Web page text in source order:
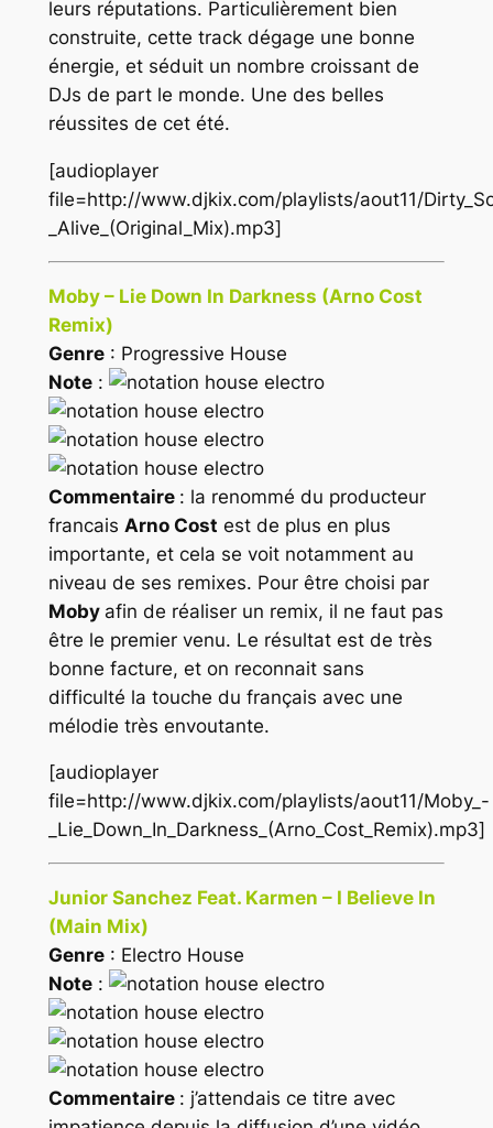
leurs réputations. Particulièrement bien
construite, cette track dégage une bonne
énergie, et séduit un nombre croissant de
DJs de part le monde. Une des belles
réussites de cet été.
[audioplayer
file=http://www.djkix.com/playlists/aout11/
_Alive_(Original_Mix).mp3]
Moby – Lie Down In Darkness (Arno Cost
Remix)
Genre: Progressive House
Note:
Commentaire : la renommé du producteur
francais Arno Cost est de plus en plus
importante, et cela se voit notamment au
niveau de ses remixes. Pour être choisi par
Moby afin de réaliser un remix, il ne faut pas
être le premier venu. Le résultat est de très
bonne facture, et on reconnait sans
difficulté la touche du français avec une
mélodie très envoutante.
[audioplayer
file=http://www.djkix.com/playlists/aout11/Moby_-
_Lie_Down_In_Darkness_(Arno_Cost_Remix).mp3]
Junior Sanchez Feat. Karmen – I Believe In
(Main Mix)
Genre: Electro House
Note:
Commentaire : j’attendais ce titre avec